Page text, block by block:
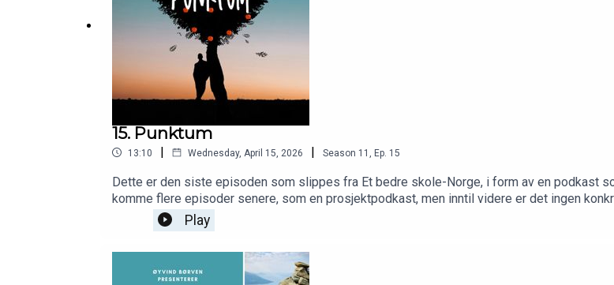
15. Punktum
13:10 | Wednesday, April 15, 2026 | Season 11 Ep. 15
Dette er den siste episoden som slippes fra Et bedre skole-Norge, i form av en podkast
komme flere episoder senere, som en prosjektpodkast, men inntil videre er det ingen
Kjersti Normann, og alle gjester, bidragsytere og lyttere for følget!
Play